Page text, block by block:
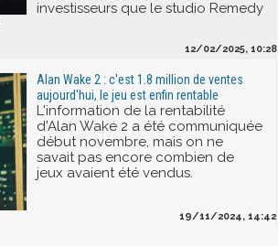
investisseurs que le studio Remedy
12/02/2025, 10:28
Alan Wake 2 : c'est 1.8 million de ventes
aujourd'hui, le jeu est enfin rentable
L'information de la rentabilité
d'Alan Wake 2 a été communiquée
début novembre, mais on ne
savait pas encore combien de
jeux avaient été vendus.
19/11/2024, 14:42